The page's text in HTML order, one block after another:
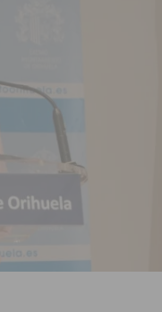
fuego en la vía pública
con riesgo vital
los efectos del alcohol
a San Joaquín 2026